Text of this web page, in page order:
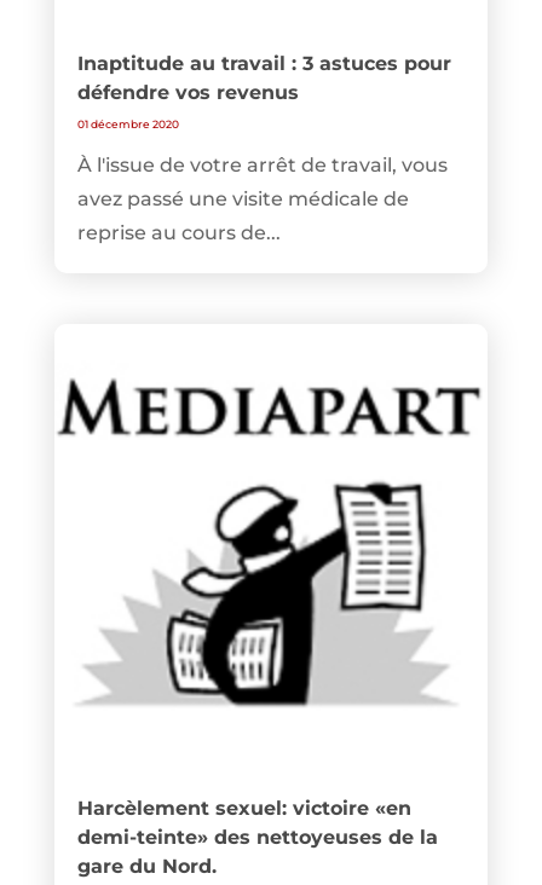
Inaptitude au travail : 3 astuces pour
défendre vos revenus
01 décembre 2020
À l'issue de votre arrêt de travail, vous
avez passé une visite médicale de
reprise au cours de...
Harcèlement sexuel: victoire «en
demi-teinte» des nettoyeuses de la
gare du Nord.